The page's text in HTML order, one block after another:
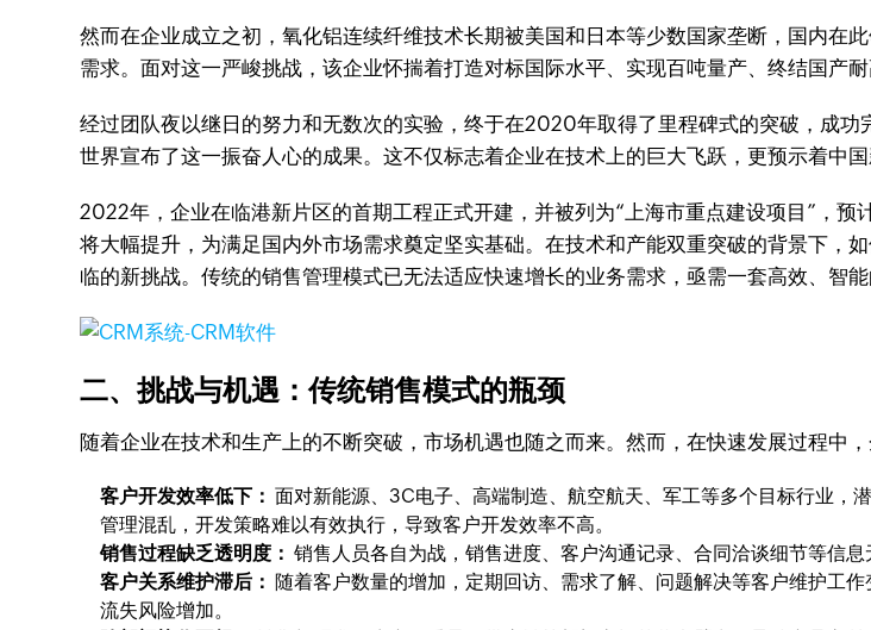
然而在企业成立之初，氧化铝连续纤维技术长期被美国和日本等少数国家垄断，国内在
需求。面对这一严峻挑战，该企业怀揣着打造对标国际水平、实现百吨量产、终结国产
经过团队夜以继日的努力和无数次的实验，终于在2020年取得了里程碑式的突破，成
世界宣布了这一振奋人心的成果。这不仅标志着企业在技术上的巨大飞跃，更预示着中
2022年，企业在临港新片区的首期工程正式开建，并被列为“上海市重点建设项目”，
将大幅提升，为满足国内外市场需求奠定坚实基础。在技术和产能双重突破的背景下，
临的新挑战。传统的销售管理模式已无法适应快速增长的业务需求，亟需一套高效、智
二、挑战与机遇：传统销售模式的瓶颈
随着企业在技术和生产上的不断突破，市场机遇也随之而来。然而，在快速发展过程中
客户开发效率低下： 面对新能源、3C电子、高端制造、航空航天、军工等多个目标行业，
管理混乱，开发策略难以有效执行，导致客户开发效率不高。
销售过程缺乏透明度： 销售人员各自为战，销售进度、客户沟通记录、合同洽谈细节等信
客户关系维护滞后： 随着客户数量的增加，定期回访、需求了解、问题解决等客户维护工
流失风险增加。